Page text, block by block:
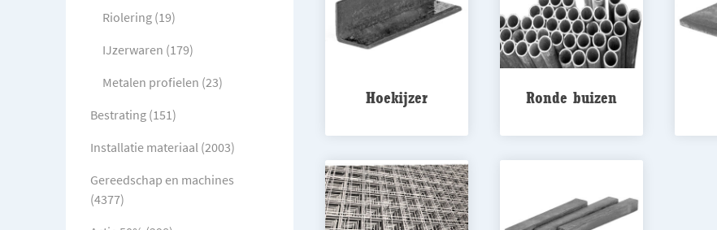
Hoekijzer Ronde buizen
Riolering (19)
IJzerwaren (179)
Metalen profielen (23)
Bestrating (151)
Installatie materiaal (2003)
Gereedschap en machines
(4377)